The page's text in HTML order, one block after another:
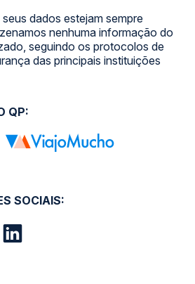
dados estejam sempre
nenhuma informação do
seguindo os protocolos de
das principais instituições
SOCIAIS:
QP: